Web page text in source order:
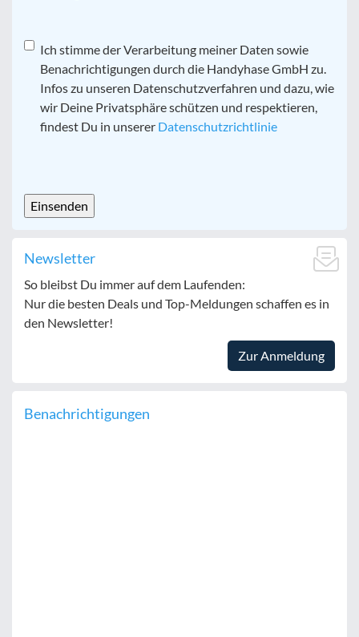
Datenschutz*
Ich stimme der Verarbeitung meiner Daten sowie
Benachrichtigungen durch die Handyhase GmbH zu.
Infos zu unseren Datenschutzverfahren und dazu, wie
wir Deine Privatsphäre schützen und respektieren,
findest Du in unserer Datenschutzrichtlinie
Newsletter
So bleibst Du immer auf dem Laufenden:
Nur die besten Deals und Top-Meldungen schaffen es in
den Newsletter!
Zur Anmeldung
Benachrichtigungen